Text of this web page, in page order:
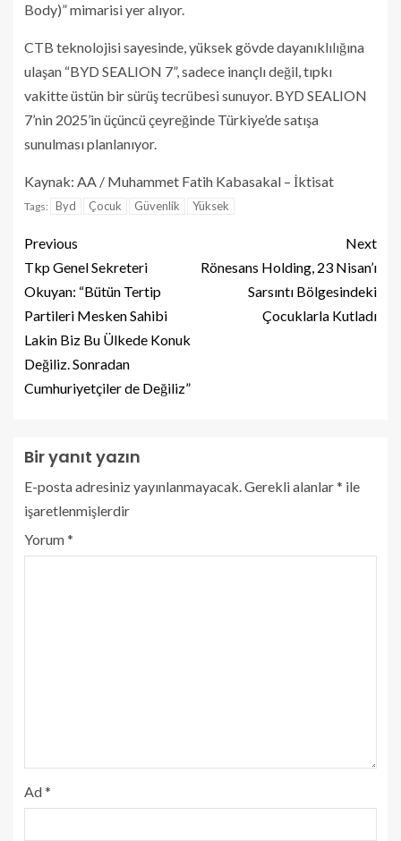
Body)” mimarisi yer alıyor.
CTB teknolojisi sayesinde, yüksek gövde dayanıklılığına
ulaşan “BYD SEALION 7”, sadece inançlı değil, tıpkı
vakitte üstün bir sürüş tecrübesi sunuyor. BYD SEALION
7’nin 2025’in üçüncü çeyreğinde Türkiye’de satışa
sunulması planlanıyor.
Kaynak: AA / Muhammet Fatih Kabasakal – İktisat
Tags: Byd Çocuk Güvenlik Yüksek
Previous
Tkp Genel Sekreteri
Okuyan: “Bütün Tertip
Partileri Mesken Sahibi
Lakin Biz Bu Ülkede Konuk
Değiliz. Sonradan
Cumhuriyetçiler de Değiliz”
Next
Rönesans Holding, 23 Nisan’ı
Sarsıntı Bölgesindeki
Çocuklarla Kutladı
Bir yanıt yazın
E-posta adresiniz yayınlanmayacak.Gerekli alanlar* ile
işaretlenmişlerdir
Yorum*
Ad*